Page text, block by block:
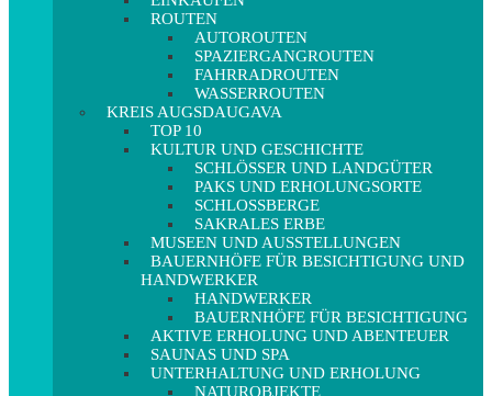
ROUTEN
AUTOROUTEN
SPAZIERGANGROUTEN
FAHRRADROUTEN
WASSERROUTEN
KREIS AUGSDAUGAVA
TOP 10
KULTUR UND GESCHICHTE
SCHLÖSSER UND LANDGÜTER
PAKS UND ERHOLUNGSORTE
SCHLOSSBERGE
SAKRALES ERBE
MUSEEN UND AUSSTELLUNGEN
BAUERNHÖFE FÜR BESICHTIGUNG UND
HANDWERKER
HANDWERKER
BAUERNHÖFE FÜR BESICHTIGUNG
AKTIVE ERHOLUNG UND ABENTEUER
SAUNAS UND SPA
UNTERHALTUNG UND ERHOLUNG
NATUROBJEKTE